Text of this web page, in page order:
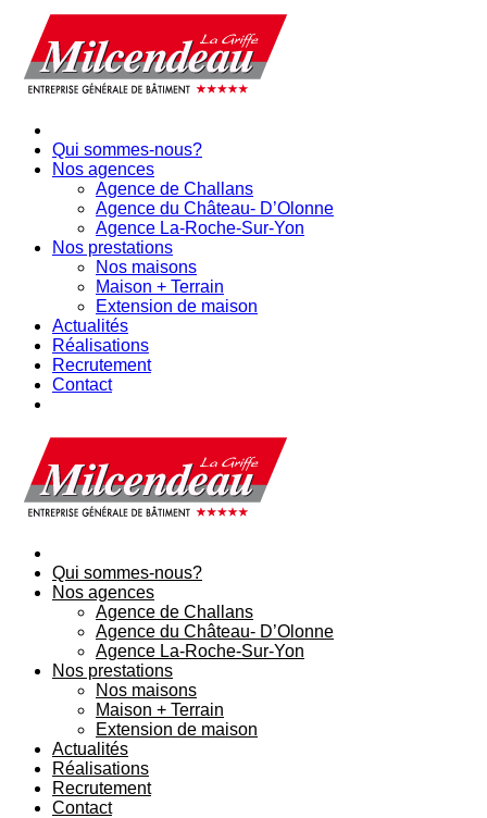
Qui sommes-nous?
Nos agences
Agence de Challans
Agence du Château- D’Olonne
Agence La-Roche-Sur-Yon
Nos prestations
Nos maisons
Maison + Terrain
Extension de maison
Actualités
Réalisations
Recrutement
Contact
Qui sommes-nous?
Nos agences
Agence de Challans
Agence du Château- D’Olonne
Agence La-Roche-Sur-Yon
Nos prestations
Nos maisons
Maison + Terrain
Extension de maison
Actualités
Réalisations
Recrutement
Contact